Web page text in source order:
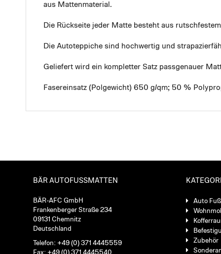
aus Mattenmaterial.
Die Rückseite jeder Matte besteht aus
Die Autoteppiche sind hochwertig und
Geliefert wird ein kompletter Satz passgenauer
Fasereinsatz (Polgewicht) 650 g/qm; 50 %
BÄR AUTOFUSSMATTEN
BÄR-AFC GmbH
Frankenberger Straße 234
09131 Chemnitz
Deutschland
Telefon: +49 (0) 371 4445559
Fax: +49 (0) 371 4445540
Auto
Zubehör